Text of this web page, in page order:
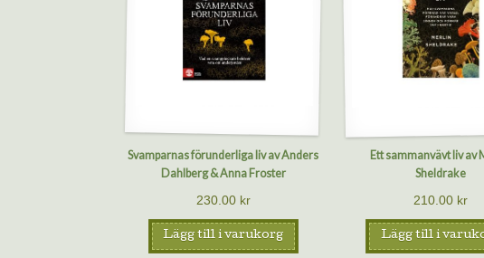
Svamparnas förunderliga liv av Anders
Dahlberg & Anna Froster
230.00 kr
Lägg till i varukorg
Ett sammanvävt liv av
Sheldrake
210.00 kr
Lägg till i